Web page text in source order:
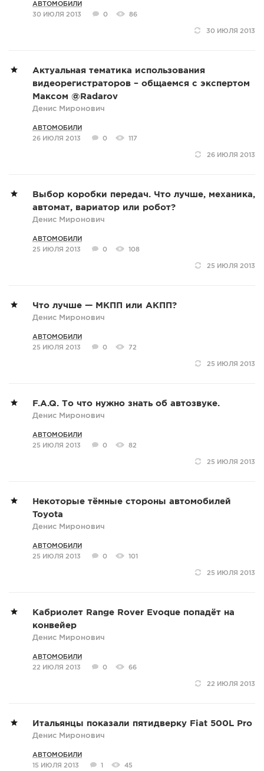
АВТОМОБИЛИ
30 ИЮЛЯ 2013
0 86
30 ИЮЛЯ 2013
Актуальная тематика использования
видеорегистраторов – общаемся с экспертом
Максом @Radarov
Денис Миронович
АВТОМОБИЛИ
26 ИЮЛЯ 2013
0 117
26 ИЮЛЯ 2013
Выбор коробки передач. Что лучше, механика,
автомат, вариатор или робот?
Денис Миронович
АВТОМОБИЛИ
25 ИЮЛЯ 2013
0 108
25 ИЮЛЯ 2013
Что лучше — МКПП или АКПП?
Денис Миронович
АВТОМОБИЛИ
25 ИЮЛЯ 2013
0 72
25 ИЮЛЯ 2013
F.A.Q. То что нужно знать об автозвуке.
Денис Миронович
АВТОМОБИЛИ
25 ИЮЛЯ 2013
0 82
25 ИЮЛЯ 2013
Некоторые тёмные стороны автомобилей
Toyota
Денис Миронович
АВТОМОБИЛИ
25 ИЮЛЯ 2013
0 101
25 ИЮЛЯ 2013
Кабриолет Range Rover Evoque попадёт на
конвейер
Денис Миронович
АВТОМОБИЛИ
22 ИЮЛЯ 2013
0 66
22 ИЮЛЯ 2013
Итальянцы показали пятидверку Fiat 500L Pro
Денис Миронович
АВТОМОБИЛИ
15 ИЮЛЯ 2013
1 45